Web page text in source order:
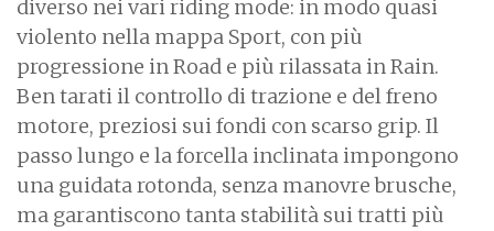
diverso nei vari riding mode: in modo quasi
violento nella mappa Sport, con più
progressione in Road e più rilassata in Rain.
Ben tarati il controllo di trazione e del freno
motore, preziosi sui fondi con scarso grip. Il
passo lungo e la forcella inclinata impongono
una guidata rotonda, senza manovre brusche,
ma garantiscono tanta stabilità sui tratti più